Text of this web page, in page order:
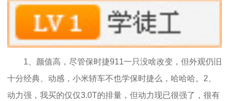
1、颜值高，尽管保时捷911一只没啥改变，但外观仍旧
十分经典、动感，小米轿车不也学保时捷么，哈哈哈。2、
动力强，我买的仅仅3.0T的排量，但动力现已很强了，很有